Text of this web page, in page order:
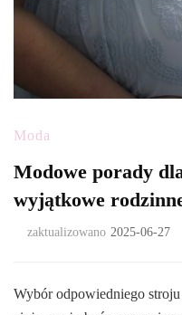
Moda
Modowe porady
wyjątkowe
zaktualizowano 2025-06-27
Wybór odpowiedniego stroju